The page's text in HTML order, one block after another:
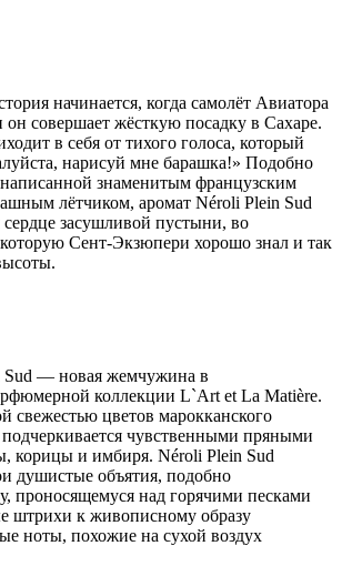
начинается, когда самолёт Авиатора
он совершает жёсткую посадку в Сахаре.
в себя от тихого голоса, который
нарисуй мне барашка!» Подобно
знаменитым французским
лётчиком, аромат Néroli Plein Sud
сердце засушливой пустыни, во
Сент-Экзюпери хорошо знал и так
Sud — новая жемчужина в
коллекции L`Art et La Matière.
свежестью цветов марокканского
подчеркивается чувственными пряными
корицы и имбиря. Néroli Plein Sud
душистые объятия, подобно
проносящемуся над горячими песками
штрихи к живописному образу
ноты, похожие на сухой воздух